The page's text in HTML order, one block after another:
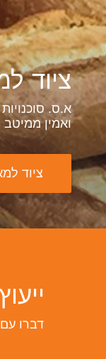
ציוד
א.ס.
ואמין
ציוד
דברו